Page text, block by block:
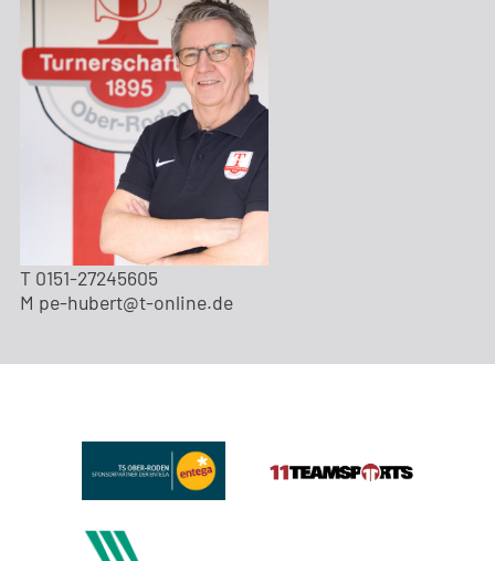
T 0151-27245605
M pe-hubert@t-online.de